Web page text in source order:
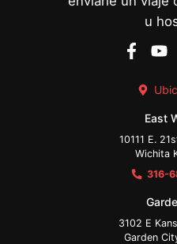
u
East
10111 E.
Wichita
316-
3102 E
Garden